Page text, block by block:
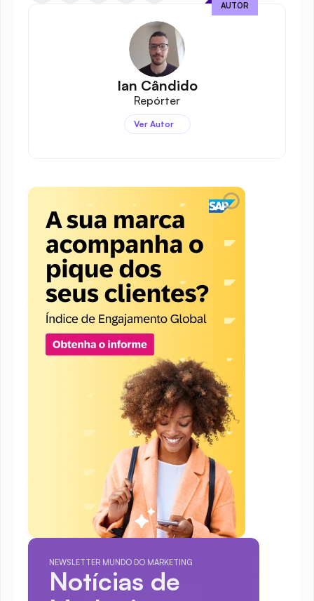
Ian Cândido
Repórter
Ver Autor
AUTOR
NEWSLETTER MUNDO DO MARKETING
Notícias de